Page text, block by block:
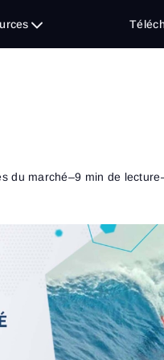
du marché–9 min de lecture